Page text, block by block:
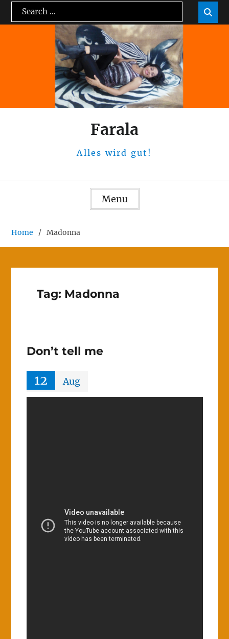
Search
for:

Farala
Alles wird gut!
Menu
Home Madonna
Tag: Madonna
Don’t tell me
12 Aug